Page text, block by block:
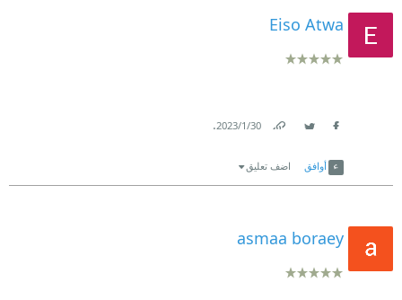
Eiso Atwa
30‏/1‏/2023
.
أوافق اضف تعليق
asmaa boraey